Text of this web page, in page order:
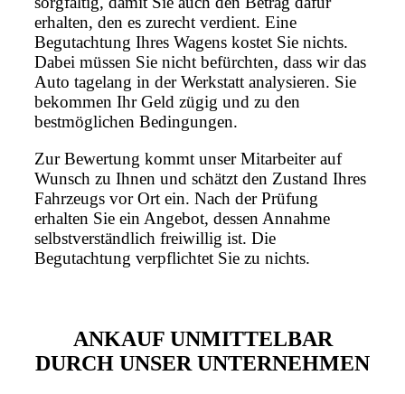
erhalten, den es zurecht verdient. Eine
Begutachtung Ihres Wagens kostet Sie nichts.
Dabei müssen Sie nicht befürchten, dass wir das
Auto tagelang in der Werkstatt analysieren. Sie
bekommen Ihr Geld zügig und zu den
bestmöglichen Bedingungen.
Zur Bewertung kommt unser Mitarbeiter auf
Wunsch zu Ihnen und schätzt den Zustand Ihres
Fahrzeugs vor Ort ein. Nach der Prüfung
erhalten Sie ein Angebot, dessen Annahme
selbstverständlich freiwillig ist. Die
Begutachtung verpflichtet Sie zu nichts.
ANKAUF UNMITTELBAR
DURCH UNSER UNTERNEHMEN